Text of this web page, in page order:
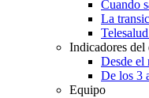
Cuando
La
Indicadores del
Desde el
De los 3
Equipo